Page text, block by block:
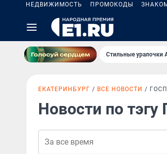
НЕДВИЖИМОСТЬ ПРОМОКОДЫ
Стильные уралочки
ЕКАТЕРИНБУРГ ВСЕ НОВОСТИ
Новости по тэгу